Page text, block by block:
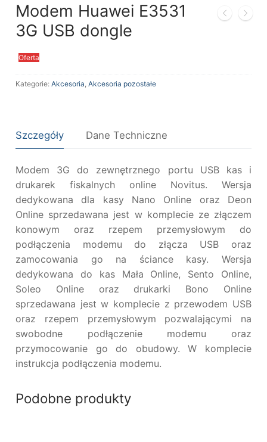
Modem Huawei E3531
3G USB dongle
Oferta
Kategorie: Akcesoria, Akcesoria pozostałe
Szczegóły Dane Techniczne
Modem 3G do zewnętrznego portu USB kas i
drukarek fiskalnych online Novitus. Wersja
dedykowana dla kasy Nano Online oraz Deon
Online sprzedawana jest w komplecie ze złączem
konowym oraz rzepem przemysłowym do
podłączenia modemu do złącza USB oraz
zamocowania go na ściance kasy. Wersja
dedykowana do kas Mała Online, Sento Online,
Soleo Online oraz drukarki Bono Online
sprzedawana jest w komplecie z przewodem USB
oraz rzepem przemysłowym pozwalającymi na
swobodne podłączenie modemu oraz
przymocowanie go do obudowy. W komplecie
instrukcja podłączenia modemu.
Podobne produkty